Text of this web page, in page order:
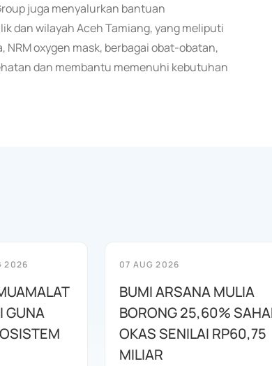
juga menyalurkan bantuan
dan wilayah Aceh Tamiang, yang meliputi
oxygen mask, berbagai obat-obatan,
dan membantu memenuhi kebutuhan
2026
GUNA
07 AUG 2026
BUMI ARSANA MULIA
BORONG 25,60%
OKAS SENILAI RP60,75
MILIAR